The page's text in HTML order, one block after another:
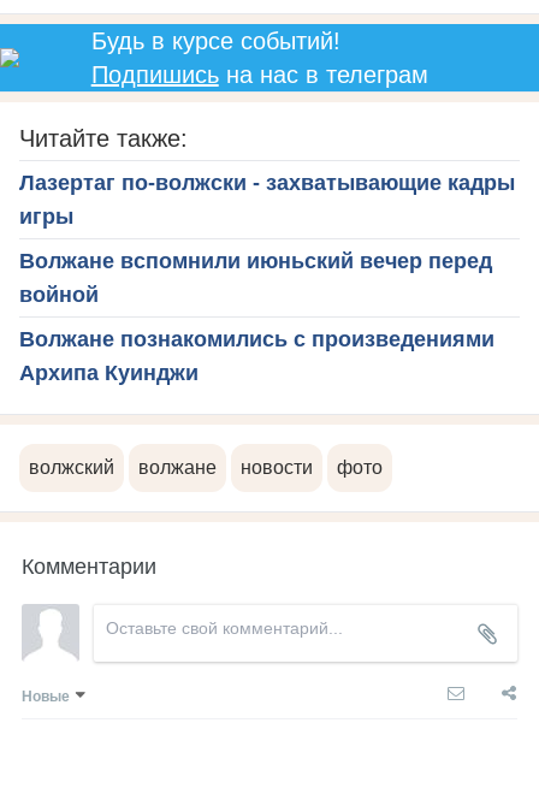
Будь в курсе событий!
Подпишисьна нас в телеграм
Читайте также:
Лазертаг по-волжски - захватывающие кадры
игры
Волжане вспомнили июньский вечер перед
войной
Волжане познакомились с произведениями
Архипа Куинджи
волжский волжане новости фото
Комментарии
Новые